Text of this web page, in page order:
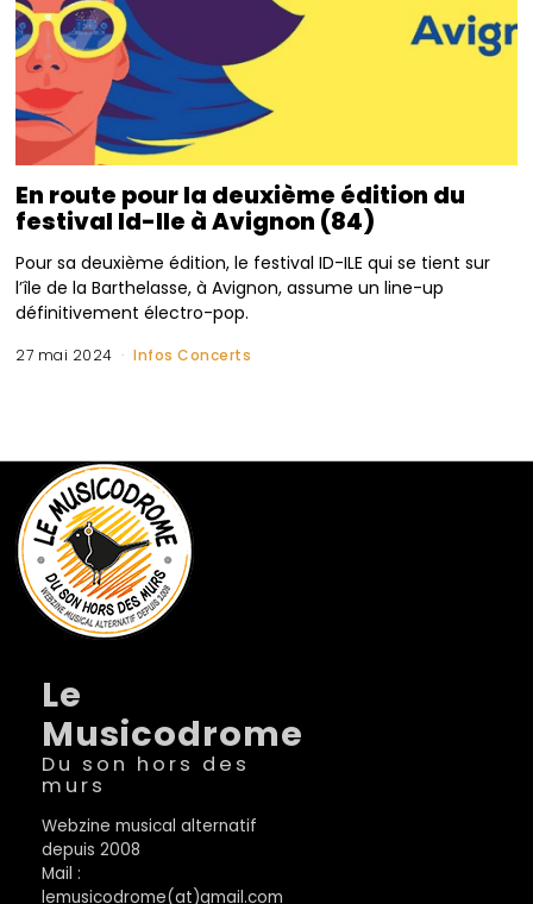
En route pour la deuxième édition du
festival Id-Ile à Avignon (84)
Pour sa deuxième édition, le festival ID-ILE qui se tient sur
l’île de la Barthelasse, à Avignon, assume un line-up
définitivement électro-pop.
27 mai 2024 Infos Concerts
Le
Musicodrome
Du son hors des
murs
Webzine musical alternatif
depuis 2008
Mail :
lemusicodrome(at)gmail.com